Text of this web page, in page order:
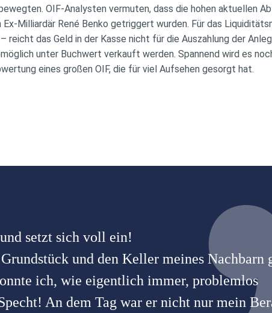
OIF-Analysten vermuten, dass die hohen aktuellen
Ex-Milliardär René Benko getriggert wurden. Für das
reicht das Geld in der Kasse nicht für die Auszahlung der
unter Buchwert verkauft werden. Spannend wird es
eines großen OIF, die für viel Aufsehen gesorgt hat.
setzt sich voll ein!
und den Keller meines Nachbarn
ich, wie eigentlich immer, problemlos
An dem Tag war er nicht nur mein